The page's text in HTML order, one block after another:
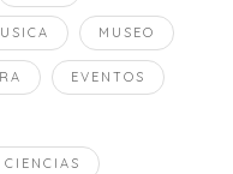
MUSEO
EVENTOS